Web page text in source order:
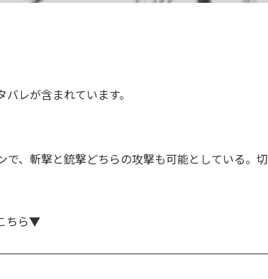
レが含まれています。
、斬撃と銃撃どちらの攻撃も可能としている。切
ちら▼